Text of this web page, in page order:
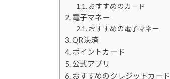
おすすめのカード
電子マネー
おすすめの電子マネー
QR決済
ポイントカード
公式アプリ
おすすめのクレジットカード